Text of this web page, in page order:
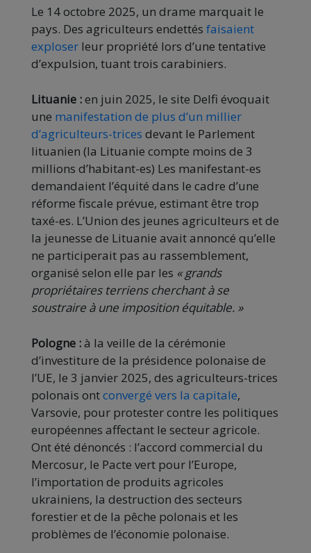
Le 14 octobre 2025, un drame marquait le
pays. Des agriculteurs endettés faisaient
exploser leur propriété lors d’une tentative
d’expulsion, tuant trois carabiniers.
Lituanie :en juin 2025, le site Delfi évoquait
une manifestation de plus d’un millier
d’agriculteurs-trices devant le Parlement
lituanien (la Lituanie compte moins de 3
millions d’habitant-es) Les manifestant-es
demandaient l’équité dans le cadre d’une
réforme fiscale prévue, estimant être trop
taxé-es. L’Union des jeunes agriculteurs et de
la jeunesse de Lituanie avait annoncé qu’elle
ne participerait pas au rassemblement,
organisé selon elle par les « grands
propriétaires terriens cherchant à se
soustraire à une imposition équitable. »
Pologne :à la veille de la cérémonie
d’investiture de la présidence polonaise de
l’UE, le 3 janvier 2025, des agriculteurs-trices
polonais ontconvergé vers la capitale,
Varsovie, pour protester contre les politiques
européennes affectant le secteur agricole.
Ont été dénoncés : l’accord commercial du
Mercosur, le Pacte vert pour l’Europe,
l’importation de produits agricoles
ukrainiens, la destruction des secteurs
forestier et de la pêche polonais et les
problèmes de l’économie polonaise.